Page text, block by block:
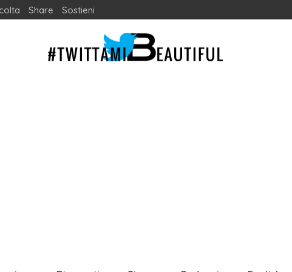
Share Sostieni